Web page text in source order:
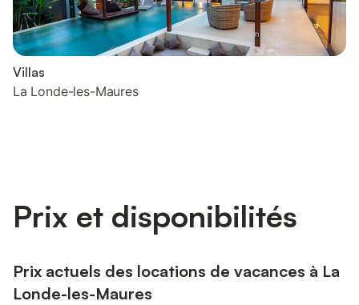
Villas
La Londe-les-Maures
Prix et disponibilités
Prix actuels des locations de vacances à La
Londe-les-Maures